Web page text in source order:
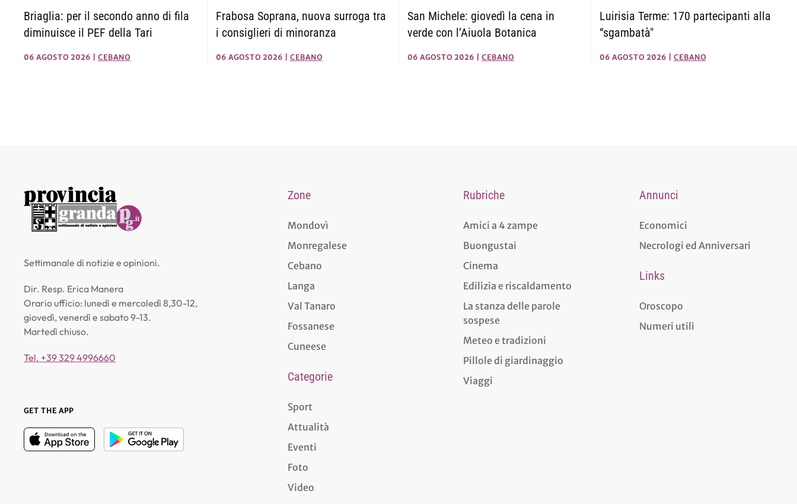
Briaglia: per il secondo anno di fila
diminuisce il PEF della Tari
06 AGOSTO 2026 CEBANO
Frabosa Soprana, nuova surroga tra
i consiglieri di minoranza
06 AGOSTO 2026 CEBANO
San Michele: giovedì la cena in
verde con l’Aiuola Botanica
06 AGOSTO 2026 CEBANO
Luirisia Terme: 170 partecipanti alla
“sgambatà"
06 AGOSTO 2026 CEBANO
Settimanale di notizie e opinioni.
Dir. Resp. Erica Manera
Orario ufficio: lunedì e mercoledì 8,30-12,
giovedì, venerdì e sabato 9-13.
Martedì chiuso.
Tel. +39 329 4996660
GET THE APP
Zone
Mondovì
Monregalese
Cebano
Langa
Val Tanaro
Fossanese
Cuneese
Categorie
Sport
Attualità
Eventi
Foto
Video
Rubriche
Amici a 4 zampe
Buongustai
Cinema
Edilizia e riscaldamento
La stanza delle parole
sospese
Meteo e tradizioni
Pillole di giardinaggio
Viaggi
Annunci
Economici
Necrologi ed Anniversari
Links
Oroscopo
Numeri utili